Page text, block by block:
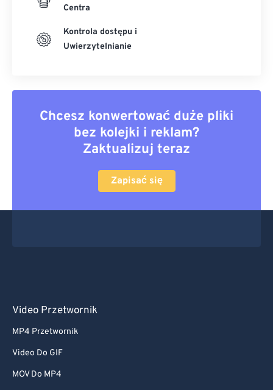
Centra
Kontrola dostępu i
Uwierzytelnianie
Chcesz konwertować duże pliki
bez kolejki i reklam?
Zaktualizuj teraz
Zapisać się
Video Przetwornik
MP4 Przetwornik
Video Do GIF
MOV Do MP4